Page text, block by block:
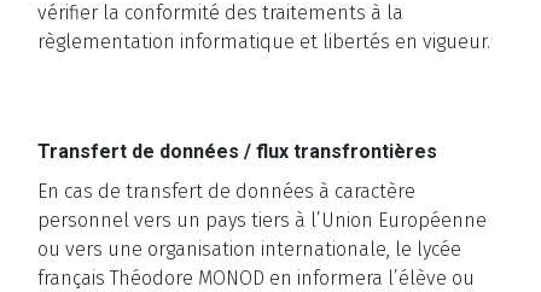
vérifier la conformité des traitements à la
règlementation informatique et libertés en vigueur.
Transfert de données / flux transfrontières
En cas de transfert de données à caractère
personnel vers un pays tiers à l’Union Européenne
ou vers une organisation internationale, le lycée
français Théodore MONOD en informera l’élève ou